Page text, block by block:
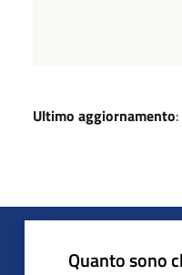
Ultimo aggiornamento
Quanto sono